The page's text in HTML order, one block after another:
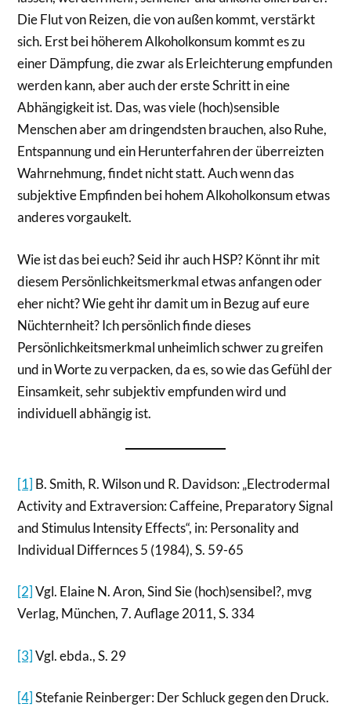
Die Flut von Reizen, die von außen kommt, verstärkt
sich. Erst bei höherem Alkoholkonsum kommt es zu
einer Dämpfung, die zwar als Erleichterung empfunden
werden kann, aber auch der erste Schritt in eine
Abhängigkeit ist. Das, was viele (hoch)sensible
Menschen aber am dringendsten brauchen, also Ruhe,
Entspannung und ein Herunterfahren der überreizten
Wahrnehmung, findet nicht statt. Auch wenn das
subjektive Empfinden bei hohem Alkoholkonsum etwas
anderes vorgaukelt.
Wie ist das bei euch? Seid ihr auch HSP? Könnt ihr mit
diesem Persönlichkeitsmerkmal etwas anfangen oder
eher nicht? Wie geht ihr damit um in Bezug auf eure
Nüchternheit? Ich persönlich finde dieses
Persönlichkeitsmerkmal unheimlich schwer zu greifen
und in Worte zu verpacken, da es, so wie das Gefühl der
Einsamkeit, sehr subjektiv empfunden wird und
individuell abhängig ist.
[1] B. Smith, R. Wilson und R. Davidson: „Electrodermal
Activity and Extraversion: Caffeine, Preparatory Signal
and Stimulus Intensity Effects“, in: Personality and
Individual Differnces 5 (1984), S. 59-65
[2] Vgl. Elaine N. Aron, Sind Sie (hoch)sensibel?, mvg
Verlag, München, 7. Auflage 2011, S. 334
[3]Vgl. ebda., S. 29
[4] Stefanie Reinberger: Der Schluck gegen den Druck.